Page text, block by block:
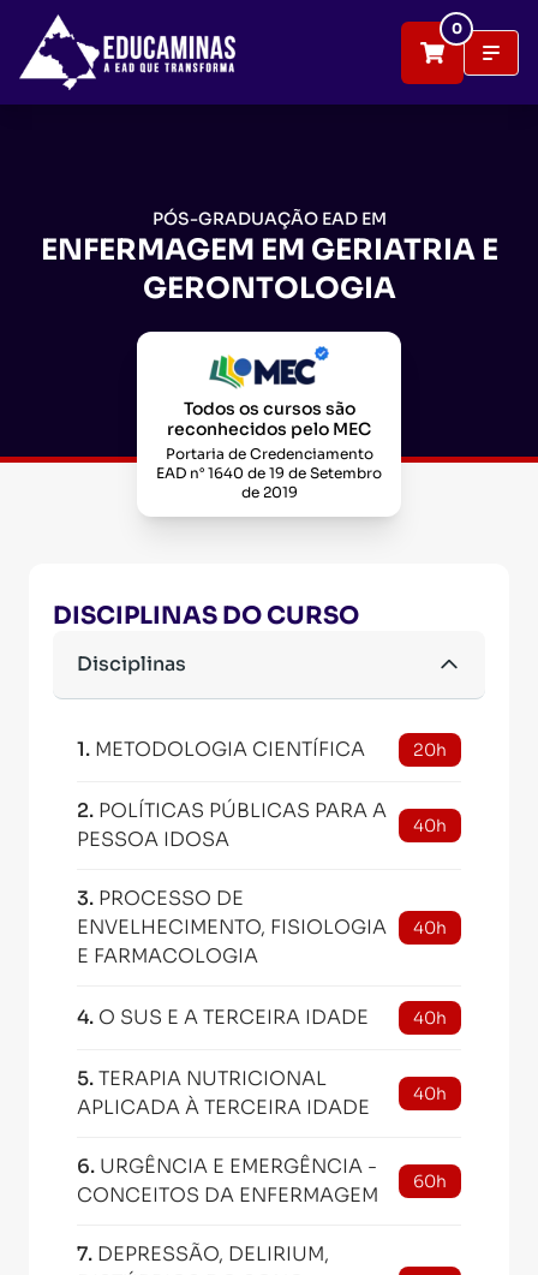
0
PÓS-GRADUAÇÃO EAD EM
ENFERMAGEM EM GERIATRIA E
GERONTOLOGIA
Todos os cursos são
reconhecidos pelo MEC
Portaria de Credenciamento
EAD n° 1640 de 19 de Setembro
de 2019
DISCIPLINAS DO CURSO
Disciplinas
1. METODOLOGIA CIENTÍFICA 20h
2. POLÍTICAS PÚBLICAS PARA A
PESSOA IDOSA
40h
3. PROCESSO DE
ENVELHECIMENTO, FISIOLOGIA
E FARMACOLOGIA
40h
4. O SUS E A TERCEIRA IDADE 40h
5.TERAPIA NUTRICIONAL
APLICADA À TERCEIRA IDADE
40h
6. URGÊNCIA E EMERGÊNCIA -
CONCEITOS DA ENFERMAGEM
60h
7. DEPRESSÃO, DELIRIUM,